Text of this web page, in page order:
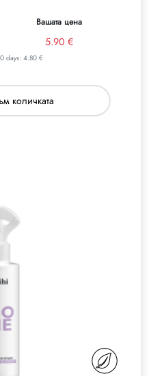
Вашата цена
5.90 €
days: 4.80 €
количката